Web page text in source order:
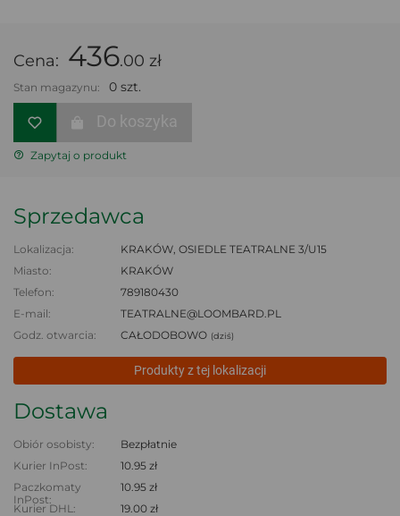
Cena: 436.00 zł
Stan magazynu: 0 szt.
Do koszyka
Zapytaj o produkt
Sprzedawca
Lokalizacja:
KRAKÓW, OSIEDLE TEATRALNE 3/U15
Miasto:
KRAKÓW
Telefon:
789180430
E-mail:
TEATRALNE@LOOMBARD.PL
Godz. otwarcia:
CAŁODOBOWO (dziś)
Produkty z tej lokalizacji
Dostawa
Obiór osobisty:
Bezpłatnie
Kurier InPost:
10.95 zł
Paczkomaty
InPost:
10.95 zł
Kurier DHL:
19.00 zł